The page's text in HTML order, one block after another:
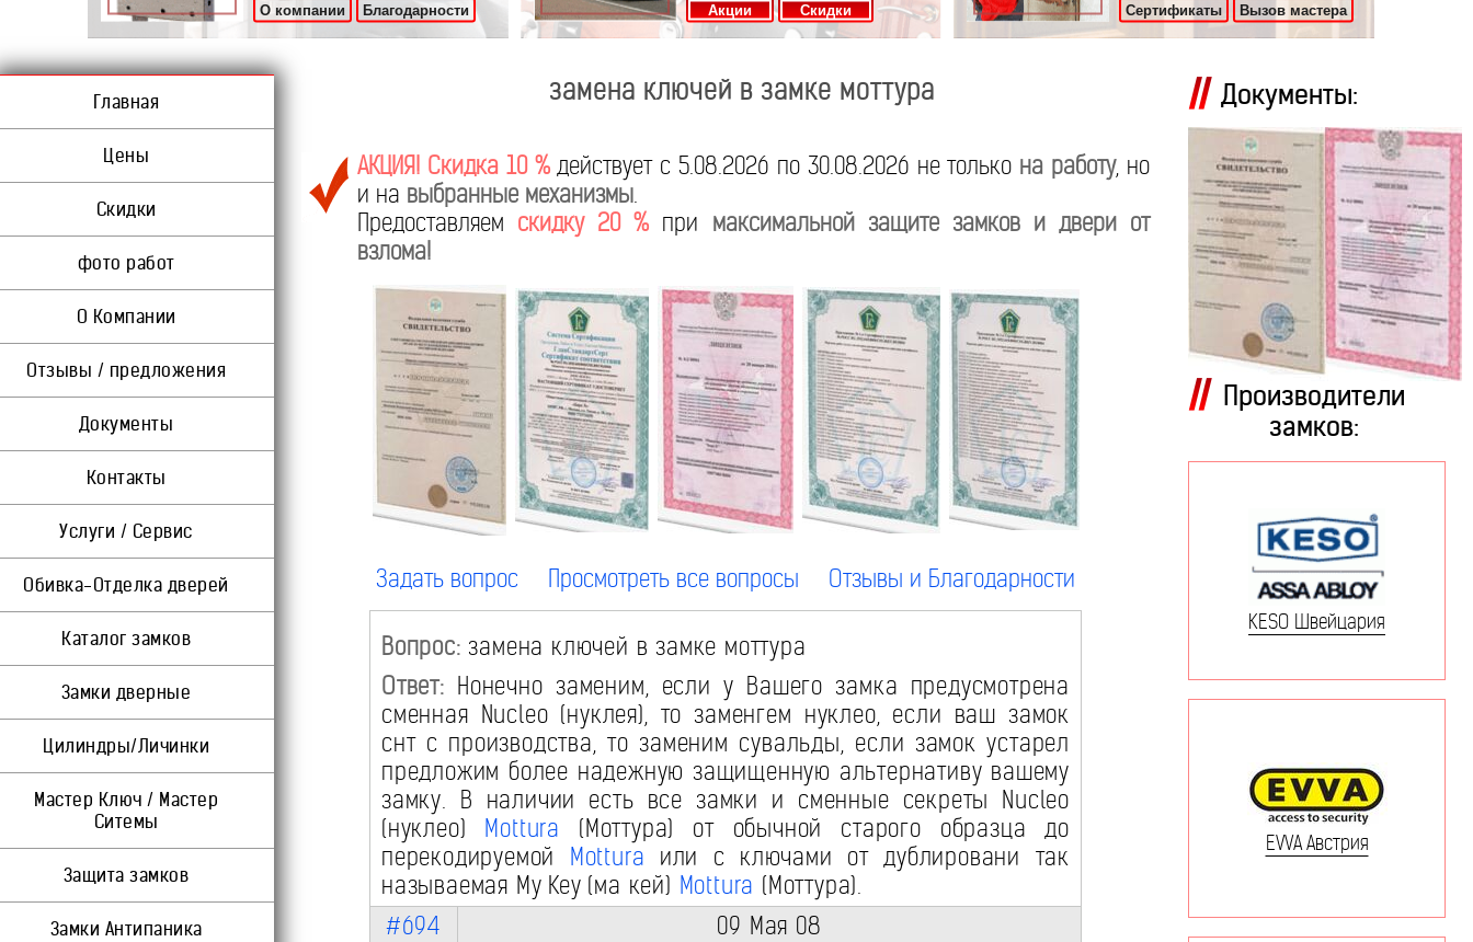
О компании Благодарности Акции Скидки Сертификаты Вызов мастера
Главная
Цены
Скидки
фото работ
О Компании
Отзывы / предложения
Документы
Контакты
Услуги / Сервис
Обивка-Отделка дверей
Каталог замков
Замки дверные
Цилиндры/Личинки
Мастер Ключ / Мастер
Ситемы
Защита замков
Замки Антипаника
замена ключей в замке моттура
АКЦИЯ! Скидка 10 %действует с 5.08.2026 по 30.08.2026 не только на работу, но
и на выбранные механизмы.
Предоставляем скидку 20 % при максимальной защите замков и двери от
взлома!
Задать вопрос Просмотреть все вопросы Отзывы и Благодарности
Вопрос: замена ключей в замке моттура
Ответ: Нонечно заменим, если у Вашего замка предусмотрена
сменная Nucleo (нуклея), то заменгем нуклео, если ваш замок
снт с производства, то заменим сувальды, если замок устарел
предложим более надежную защищенную альтернативу вашему
замку. В наличии есть все замки и сменные секреты Nucleo
(нуклео) Mottura (Моттура) от обычной старого образца до
перекодируемой Mottura или с ключами от дублировани так
называемая My Key (ма кей) Mottura (Моттура).
#694
09 Мая 08
Документы:
Производители
замков:
KESO Швейцария
EVVA Австрия